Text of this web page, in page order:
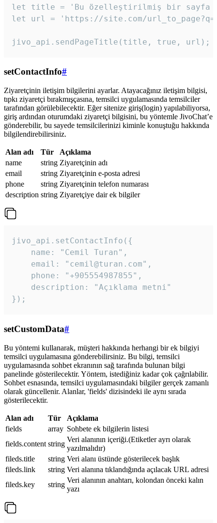
let title = 'Bu özelleştirilmiş bir sayfa
let url = 'https://site.com/
jivo_api.sendPageTitle(title, true, url);
setContactInfo#
Ziyaretçinin iletişim bilgilerini ayarlar. Atayacağınız iletişim bilgisi,
tıpkı ziyaretçi bırakmışçasına, temsilci uygulamasında temsilciler
tarafından görülebilecektir. Eğer sitenize giriş(login) yapılabiliyorsa,
giriş ardından oturumdaki ziyaretçi bilgisini, bu yöntemle JivoChat’e
gönderebilir, bu sayede temsilcilerinizi kiminle konuştuğu hakkında
bilgilendirebilirsiniz.
Alan adı Tür
Açıklama
name
string Ziyaretçinin adı
email
string Ziyaretçinin e-posta adresi
phone
string Ziyaretçinin telefon numarası
description string Ziyaretçiye dair ek bilgiler
jivo_api.setContactInfo({
    name: "Cemil Turan",
    email: "cemil@turan.com",
    phone: "+905554987855",
    description: "Açıklama metni"
});
setCustomData#
Bu yöntemi kullanarak, müşteri hakkında herhangi bir ek bilgiyi
temsilci uygulamasına gönderebilirsiniz. Bu bilgi, temsilci
uygulamasında sohbet ekranının sağ tarafında bulunan bilgi
panelinde gösterilecektir. Yöntem, istediğiniz kadar çok çağrılabilir.
Sohbet esnasında, temsilci uygulamasındaki bilgiler gerçek zamanlı
olarak güncellenir. Alanlar, 'fields' dizisindeki ile aynı sırada
gösterilecektir.
Alan adı Tür
Açıklama
fields
array Sohbete ek bilgilerin listesi
fields.content string
Veri alanının içeriği.(Etiketler ayrı olarak
yazılmalıdır)
fileds.title
string Veri alanı üstünde gösterilecek başlık
fileds.link
string Veri alanına tıklandığında açılacak URL adresi
fileds.key
string
Veri alanının anahtarı, kolondan önceki kalın
yazı